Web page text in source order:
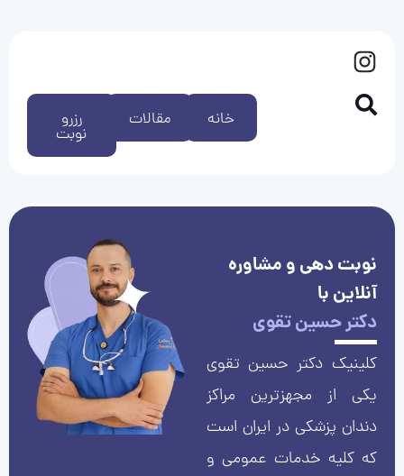
رزرو
نوبت
مقالات خانه
نوبت دهی و مشاوره
آنلاین با
دکتر حسین تقوی
کلینیک دکتر حسین تقوی
یکی از مجهزترین مراکز
دندان پزشکی در ایران است
که کلیه خدمات عمومی و